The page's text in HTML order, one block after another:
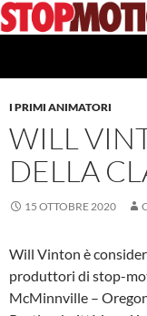
Vai
al
I PRIMI ANIMATORI
WILL
DELLA
15 OTTOBRE 2020
Will Vinton è
produttori di stop-
McMinnville –